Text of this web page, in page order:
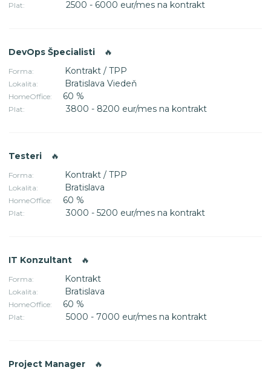
Plat: 2500 - 6000 eur/mes na kontrakt
DevOps Špecialisti 🔥
Forma: Kontrakt / TPP
Lokalita: Bratislava Viedeň
HomeOffice: 60 %
Plat: 3800 - 8200 eur/mes na kontrakt
Testeri 🔥
Forma: Kontrakt / TPP
Lokalita: Bratislava
HomeOffice: 60 %
Plat: 3000 - 5200 eur/mes na kontrakt
IT Konzultant 🔥
Forma: Kontrakt
Lokalita: Bratislava
HomeOffice: 60 %
Plat: 5000 - 7000 eur/mes na kontrakt
Project Manager 🔥